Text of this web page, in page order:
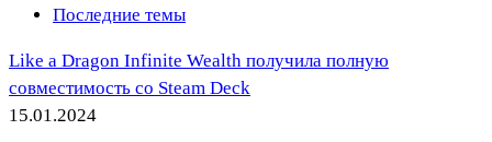
Последние темы
Like a Dragon Infinite Wealth получила полную
совместимость со Steam Deck
15.01.2024